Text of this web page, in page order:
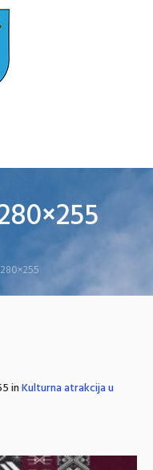
inKulturna atrakcija u